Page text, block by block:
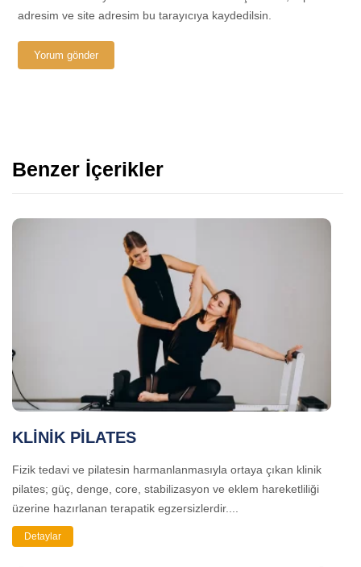
adresim ve site adresim bu tarayıcıya kaydedilsin.
Benzer İçerikler
KLİNİK PİLATES
Fizik tedavi ve pilatesin harmanlanmasıyla ortaya çıkan klinik
pilates; güç, denge, core, stabilizasyon ve eklem hareketliliği
üzerine hazırlanan terapatik egzersizlerdir....
Detaylar